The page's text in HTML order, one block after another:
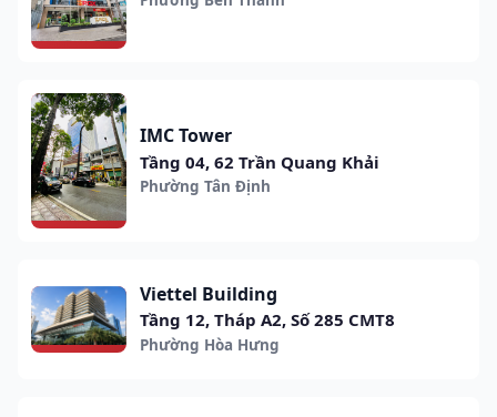
IMC Tower
Tầng 04, 62 Trần Quang Khải
Phường Tân Định
Viettel Building
Tầng 12, Tháp A2, Số 285 CMT8
Phường Hòa Hưng